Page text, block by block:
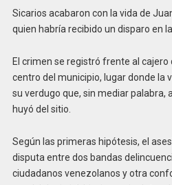
Sicarios acabaron con la vida de
quien habría recibido un disparo en
El crimen se registró frente al cajero
centro del municipio, lugar donde la
su verdugo que, sin mediar palabra,
huyó del sitio.
Según las primeras hipótesis, el
disputa entre dos bandas
ciudadanos venezolanos y otra